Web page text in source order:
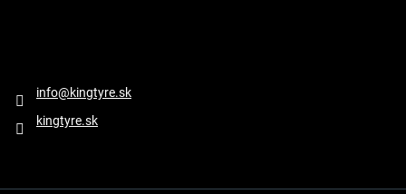
info@kingtyre.sk
kingtyre.sk